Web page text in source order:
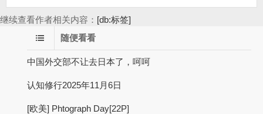
继续查看作者相关内容： [db:标签]
随便看看
中国外交部不让去日本了，呵呵
认知修行2025年11月6日
[欧美] Phtograph Day[22P]